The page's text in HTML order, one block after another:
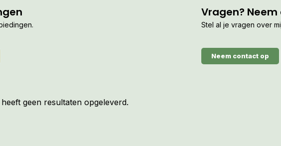
Vragen?
Stel al je vragen over
Neem contact op
geen resultaten opgeleverd.